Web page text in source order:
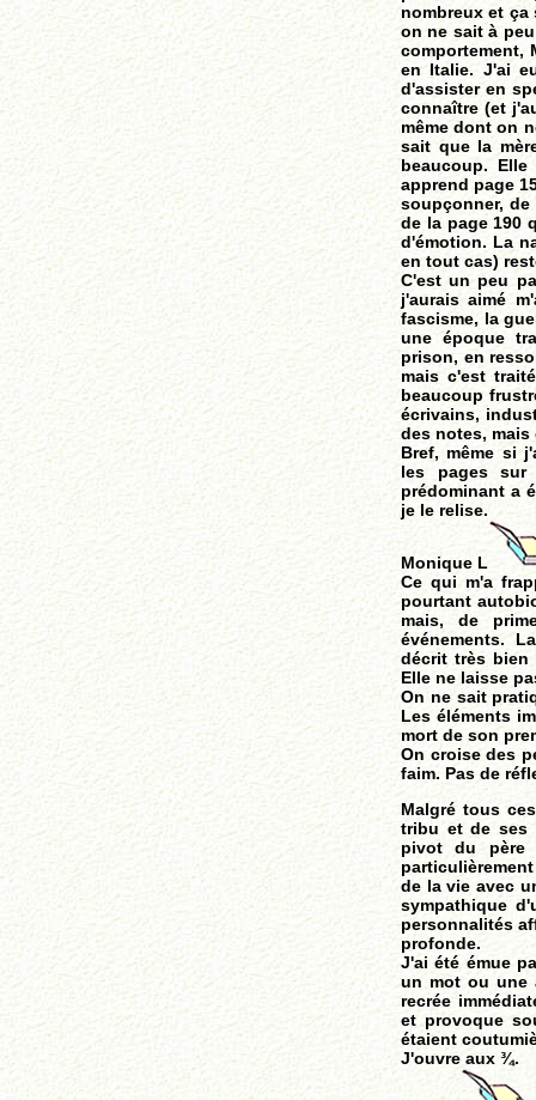
nombreux et ça
on ne sait à
comportement,
en Italie. J'ai
d'assister en
connaître (et
même dont on
sait que la
beaucoup.
apprend page
soupçonner,
de la page 190
d'émotion. La
en tout cas)
C'est un peu
j'aurais aimé
fascisme, la
une époque
prison, en
mais c'est
beaucoup
écrivains,
des notes, mais
Bref, même si
les pages sur
prédominant a
je le relise.
Monique L
Ce qui m'a
pourtant
mais, de
événements.
décrit très bien
Elle ne laisse
On ne sait
Les éléments
mort de son
On croise des
faim. Pas de
Malgré tous
tribu et de ses
pivot du
de la vie avec
sympathique
personnalités
profonde.
J'ai été émue
un mot ou une
recrée
et provoque
étaient
J'ouvre aux ¾.